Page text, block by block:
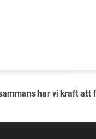
har vi kraft att